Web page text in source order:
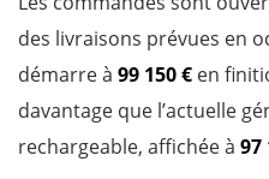
des livraisons prévues en
démarre à 99 150 € en
davantage que l’actuelle
rechargeable, affichée à 97